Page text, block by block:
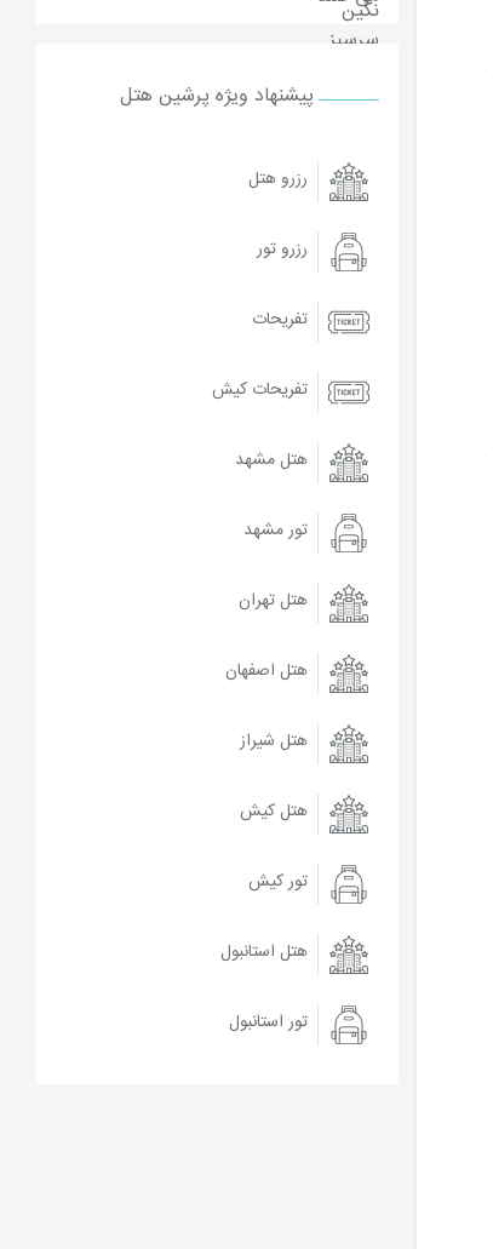
پیشنهاد ویژه پرشین هتل
رزرو هتل
رزرو تور
تفریحات
تفریحات کیش
هتل مشهد
تور مشهد
هتل تهران
هتل اصفهان
هتل شیراز
هتل کیش
تور کیش
هتل استانبول
تور استانبول